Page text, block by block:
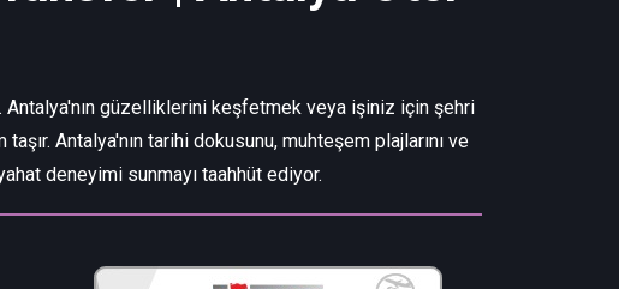
güzelliklerini keşfetmek veya işiniz için şehri
Antalya'nın tarihi dokusunu, muhteşem plajlarını ve
deneyimi sunmayı taahhüt ediyor.